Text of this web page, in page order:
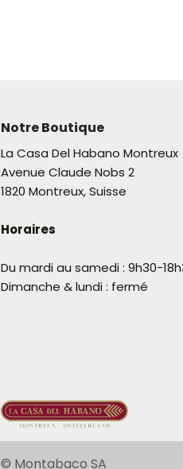
Notre Boutique
La Casa Del Habano Montreux
Avenue Claude Nobs 2
1820 Montreux, Suisse
Horaires
Du mardi au samedi : 9h30-
Dimanche & lundi : fermé
©